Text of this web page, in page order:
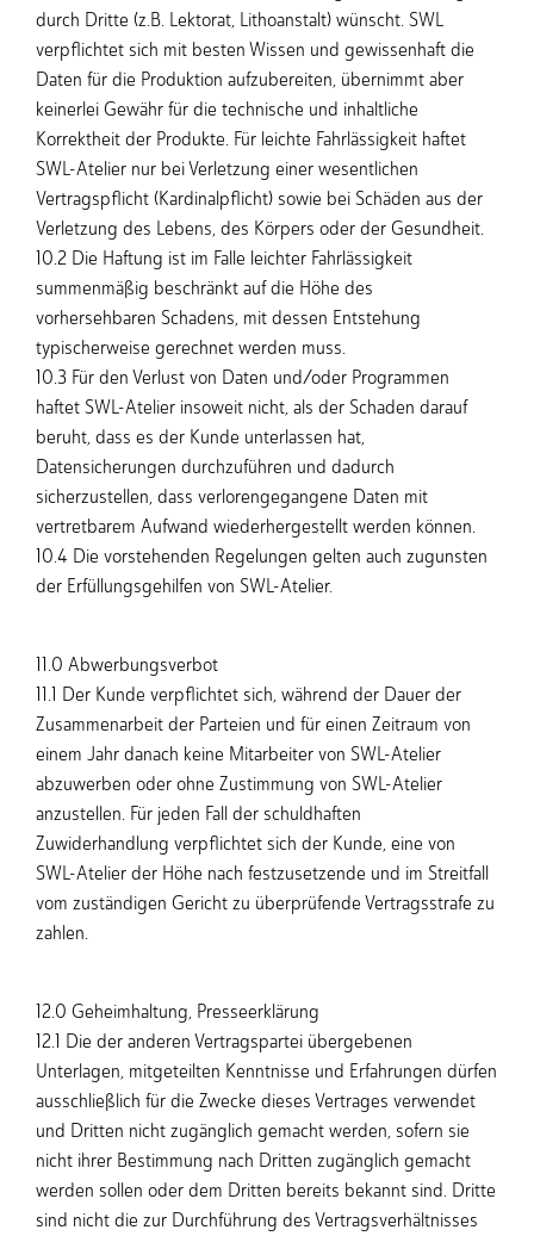
durch Dritte (z.B. Lektorat, Lithoanstalt) wünscht. SWL
verpflichtet sich mit besten Wissen und gewissenhaft die
Daten für die Produktion aufzubereiten, übernimmt aber
keinerlei Gewähr für die technische und inhaltliche
Korrektheit der Produkte. Für leichte Fahrlässigkeit haftet
SWL-Atelier nur bei Verletzung einer wesentlichen
Vertragspflicht (Kardinalpflicht) sowie bei Schäden aus der
Verletzung des Lebens, des Körpers oder der Gesundheit.
10.2 Die Haftung ist im Falle leichter Fahrlässigkeit
summenmäßig beschränkt auf die Höhe des
vorhersehbaren Schadens, mit dessen Entstehung
typischerweise gerechnet werden muss.
10.3 Für den Verlust von Daten und/oder Programmen
haftet SWL-Atelier insoweit nicht, als der Schaden darauf
beruht, dass es der Kunde unterlassen hat,
Datensicherungen durchzuführen und dadurch
sicherzustellen, dass verlorengegangene Daten mit
vertretbarem Aufwand wiederhergestellt werden können.
10.4 Die vorstehenden Regelungen gelten auch zugunsten
der Erfüllungsgehilfen von SWL-Atelier.
11.0 Abwerbungsverbot
11.1 Der Kunde verpflichtet sich, während der Dauer der
Zusammenarbeit der Parteien und für einen Zeitraum von
einem Jahr danach keine Mitarbeiter von SWL-Atelier
abzuwerben oder ohne Zustimmung von SWL-Atelier
anzustellen. Für jeden Fall der schuldhaften
Zuwiderhandlung verpflichtet sich der Kunde, eine von
SWL-Atelier der Höhe nach festzusetzende und im Streitfall
vom zuständigen Gericht zu überprüfende Vertragsstrafe zu
zahlen.
12.0 Geheimhaltung, Presseerklärung
12.1 Die der anderen Vertragspartei übergebenen
Unterlagen, mitgeteilten Kenntnisse und Erfahrungen dürfen
ausschließlich für die Zwecke dieses Vertrages verwendet
und Dritten nicht zugänglich gemacht werden, sofern sie
nicht ihrer Bestimmung nach Dritten zugänglich gemacht
werden sollen oder dem Dritten bereits bekannt sind. Dritte
sind nicht die zur Durchführung des Vertragsverhältnisses